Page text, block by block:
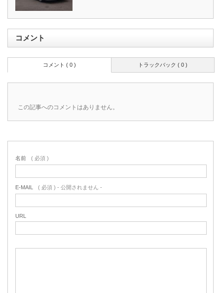
コメント
トラックバック ( 0 )
コメント ( 0 )
この記事へのコメントはありません。
名前 ( 必須 )
E-MAIL ( 必須 ) - 公開されません -
URL